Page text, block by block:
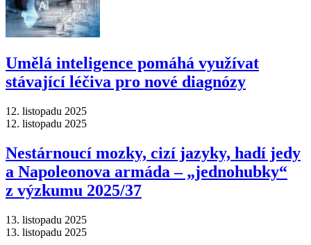
Umělá inteligence pomáhá využívat
stávající léčiva pro nové diagnózy
12. listopadu 2025
12. listopadu 2025
Nestárnoucí mozky, cizí jazyky, hadí jedy
a Napoleonova armáda –⁠ „jednohubky“
z výzkumu 2025/37
13. listopadu 2025
13. listopadu 2025